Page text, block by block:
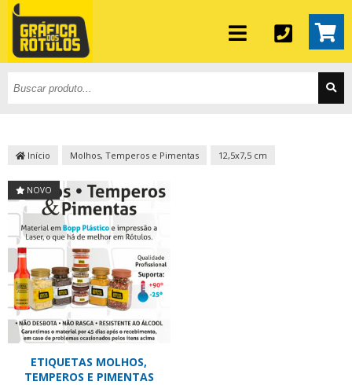
Início Molhos, Temperos e Pimentas 12,5x7,5 cm
NOVO
ETIQUETAS MOLHOS,
TEMPEROS E PIMENTAS